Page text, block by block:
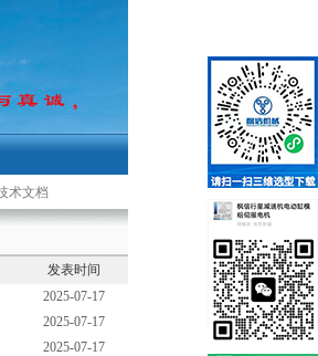
术文档
发表时间
2025-07-17
2025-07-17
2025-07-17